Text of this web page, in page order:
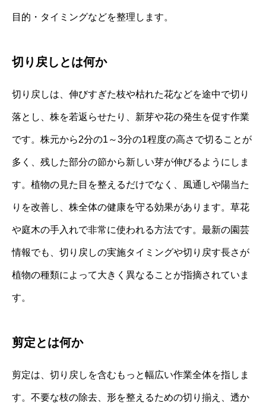
目的・タイミングなどを整理します。
切り戻しとは何か
切り戻しは、伸びすぎた枝や枯れた花などを途中で切り
落とし、株を若返らせたり、新芽や花の発生を促す作業
です。株元から2分の1～3分の1程度の高さで切ることが
多く、残した部分の節から新しい芽が伸びるようにしま
す。植物の見た目を整えるだけでなく、風通しや陽当た
りを改善し、株全体の健康を守る効果があります。草花
や庭木の手入れで非常に使われる方法です。最新の園芸
情報でも、切り戻しの実施タイミングや切り戻す長さが
植物の種類によって大きく異なることが指摘されていま
す。
剪定とは何か
剪定は、切り戻しを含むもっと幅広い作業全体を指しま
す。不要な枝の除去、形を整えるための切り揃え、透か